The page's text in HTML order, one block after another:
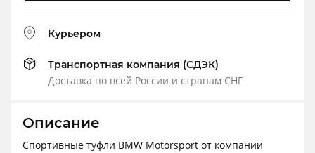
Курьером
Транспортная компания (СДЭК)
Доставка по всей России и странам СНГ
Описание
Спортивные туфли BMW Motorsport от компании